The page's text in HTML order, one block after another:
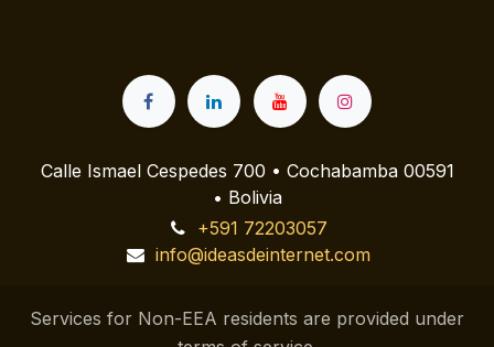
Calle Ismael Cespedes 700 • Cochabamba 00591
• Bolivia
+591 72203057
info@ideasdeinternet.com
Services for Non-EEA residents are provided under